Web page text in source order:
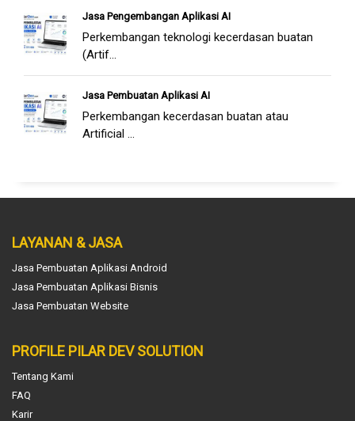
Jasa Pengembangan Aplikasi AI
Perkembangan teknologi kecerdasan buatan
(Artif...
Jasa Pembuatan Aplikasi AI
Perkembangan kecerdasan buatan atau
Artificial ...
LAYANAN & JASA
Jasa Pembuatan Aplikasi Android
Jasa Pembuatan Aplikasi Bisnis
Jasa Pembuatan Website
PROFILE PILAR DEV SOLUTION
Tentang Kami
FAQ
Karir